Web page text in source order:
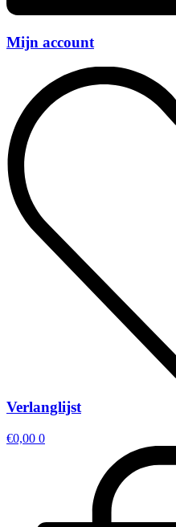
Mijn account
Verlanglijst
€0,00 0